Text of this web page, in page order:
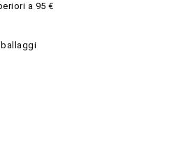
a 95 €